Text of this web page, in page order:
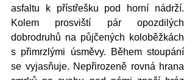
asfaltu k přístřešku pod horní nádrží.
Kolem prosviští pár opozdilých
dobrodruhů na půjčených koloběžkách
s přimrzlými úsměvy. Během stoupání
se vyjasňuje. Nepřirozeně rovná hrana